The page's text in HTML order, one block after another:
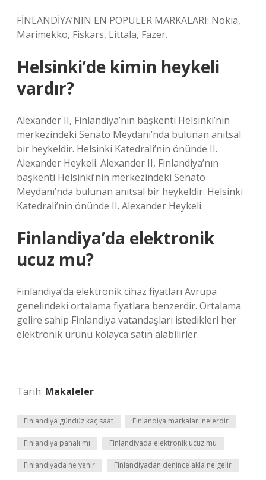
FİNLANDİYA’NIN EN POPÜLER MARKALARI: Nokia,
Marimekko, Fiskars, Littala, Fazer.
Helsinki’de kimin heykeli
vardır?
Alexander II, Finlandiya’nın başkenti Helsinki’nin
merkezindeki Senato Meydanı’nda bulunan anıtsal
bir heykeldir. Helsinki Katedrali’nin önünde II.
Alexander Heykeli. Alexander II, Finlandiya’nın
başkenti Helsinki’nin merkezindeki Senato
Meydanı’nda bulunan anıtsal bir heykeldir. Helsinki
Katedrali’nin önünde II. Alexander Heykeli.
Finlandiya’da elektronik
ucuz mu?
Finlandiya’da elektronik cihaz fiyatları Avrupa
genelindeki ortalama fiyatlara benzerdir. Ortalama
gelire sahip Finlandiya vatandaşları istedikleri her
elektronik ürünü kolayca satın alabilirler.
Tarih: Makaleler
Finlandiya gündüz kaç saat Finlandiya markaları nelerdir
Finlandiya pahalı mı Finlandiyada elektronik ucuz mu
Finlandiyada ne yenir Finlandiyadan denince akla ne gelir